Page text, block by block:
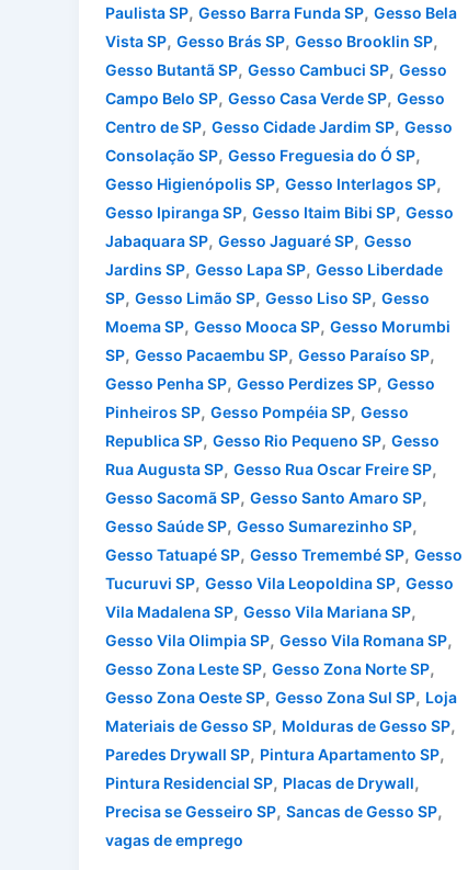
Paulista SP, Gesso Barra Funda SP, Gesso Bela
Vista SP, Gesso Brás SP, Gesso Brooklin SP,
Gesso Butantã SP, Gesso Cambuci SP, Gesso
Campo Belo SP, Gesso Casa Verde SP, Gesso
Centro de SP, Gesso Cidade Jardim SP, Gesso
Consolação SP, Gesso Freguesia do Ó SP,
Gesso Higienópolis SP, Gesso Interlagos SP,
Gesso Ipiranga SP, Gesso Itaim Bibi SP, Gesso
Jabaquara SP, Gesso Jaguaré SP, Gesso
Jardins SP, Gesso Lapa SP, Gesso Liberdade
SP, Gesso Limão SP, Gesso Liso SP, Gesso
Moema SP, Gesso Mooca SP, Gesso Morumbi
SP, Gesso Pacaembu SP, Gesso Paraíso SP,
Gesso Penha SP, Gesso Perdizes SP, Gesso
Pinheiros SP, Gesso Pompéia SP, Gesso
Republica SP, Gesso Rio Pequeno SP, Gesso
Rua Augusta SP, Gesso Rua Oscar Freire SP,
Gesso Sacomã SP, Gesso Santo Amaro SP,
Gesso Saúde SP, Gesso Sumarezinho SP,
Gesso Tatuapé SP, Gesso Tremembé SP, Gesso
Tucuruvi SP, Gesso Vila Leopoldina SP, Gesso
Vila Madalena SP, Gesso Vila Mariana SP,
Gesso Vila Olimpia SP, Gesso Vila Romana SP,
Gesso Zona Leste SP, Gesso Zona Norte SP,
Gesso Zona Oeste SP, Gesso Zona Sul SP, Loja
Materiais de Gesso SP, Molduras de Gesso SP,
Paredes Drywall SP, Pintura Apartamento SP,
Pintura Residencial SP, Placas de Drywall,
Precisa se Gesseiro SP, Sancas de Gesso SP,
vagas de emprego